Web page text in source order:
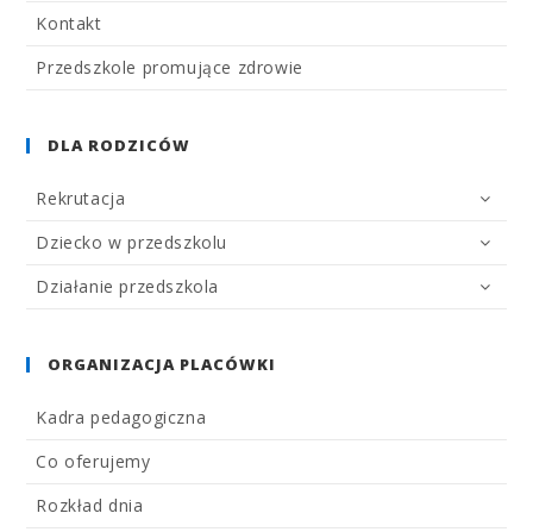
Kontakt
Przedszkole promujące zdrowie
DLA RODZICÓW
Rekrutacja
Dziecko w przedszkolu
Działanie przedszkola
ORGANIZACJA PLACÓWKI
Kadra pedagogiczna
Co oferujemy
Rozkład dnia